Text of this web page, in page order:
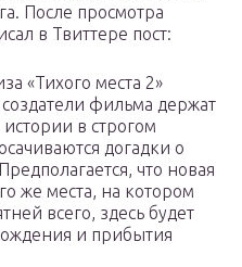
После просмотра
в Твиттере пост:
«Тихого места 2»
фильма держат
в строгом
догадки о
что новая
же места, на котором
всего, здесь будет
и прибытия